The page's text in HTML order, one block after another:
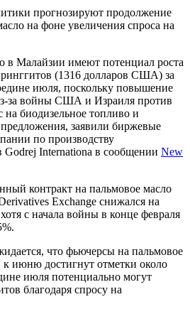
прогнозируют продолжение
на фоне увеличения спроса на
в Малайзии имеют потенциал роста
(1316 долларов США) за
июля, поскольку повышение
за войны США и Израиля против
на биодизельное топливо и
заявили биржевые
по производству
Godrej Internationa в сообщении New
контракт на пальмовое масло
Exchange снижался на
с начала войны в конце февраля
что фьючерсы на пальмовое
к июню достигнут отметки около
июля потенциально могут
благодаря спросу на